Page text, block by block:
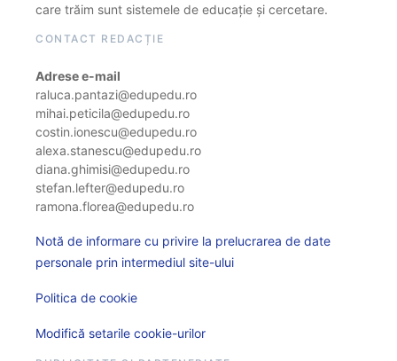
care trăim sunt sistemele de educație și cercetare.
CONTACT REDACȚIE
Adrese e-mail
raluca.pantazi@edupedu.ro
mihai.peticila@edupedu.ro
costin.ionescu@edupedu.ro
alexa.stanescu@edupedu.ro
diana.ghimisi@edupedu.ro
stefan.lefter@edupedu.ro
ramona.florea@edupedu.ro
Notă de informare cu privire la prelucrarea de date
personale prin intermediul site-ului
Politica de cookie
Modifică setarile cookie-urilor